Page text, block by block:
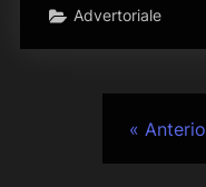
Advertoriale
Paginație